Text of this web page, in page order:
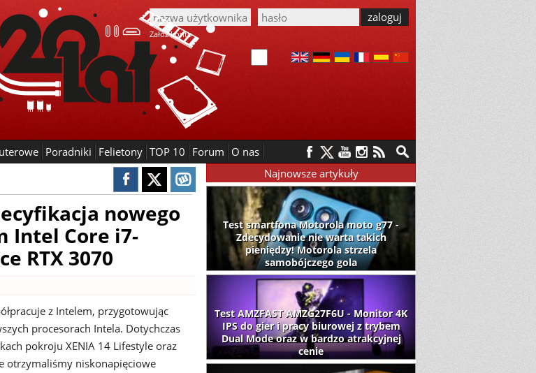
Załóż konto
Poradniki Felietony TOP 10 Forum O nas
nowego
Intel Core i7-
RTX 3070
z Intelem, przygotowując
procesorach Intela. Dotychczas
pokroju XENIA 14 Lifestyle oraz
otrzymaliśmy niskonapięciowe
Najnowsze artykuły
Test smartfona Motorola moto g77 -
Zdecydowanie nie warta takich
pieniędzy! Motorola strzela
samobójczego gola
Test AMZFAST AMZG27F6U - Monitor 4K
IPS do gier i pracy biurowej z trybem
Dual Mode oraz w bardzo atrakcyjnej
cenie